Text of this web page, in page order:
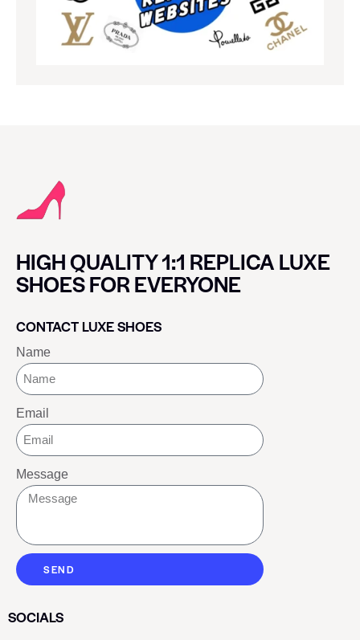
HIGH QUALITY 1:1 REPLICA LUXE
SHOES FOR EVERYONE
CONTACT LUXE SHOES
Name
Email
Message
SEND
SOCIALS